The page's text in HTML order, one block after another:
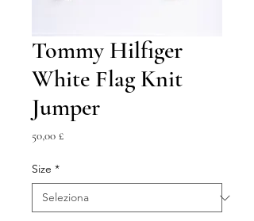
Tommy Hilfiger
White Flag Knit
Jumper
50,00 £Prezzo
Size *